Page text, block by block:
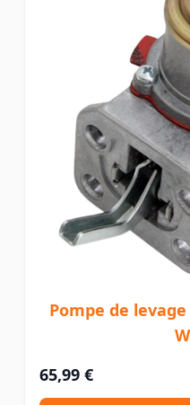
Pompe de levage
65,99 €